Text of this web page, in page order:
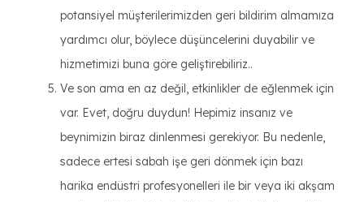
potansiyel müşterilerimizden geri bildirim almamıza
yardımcı olur, böylece düşüncelerini duyabilir ve
hizmetimizi buna göre geliştirebiliriz..
Ve son ama en az değil, etkinlikler de eğlenmek için
var. Evet, doğru duydun! Hepimiz insanız ve
beynimizin biraz dinlenmesi gerekiyor. Bu nedenle,
sadece ertesi sabah işe geri dönmek için bazı
harika endüstri profesyonelleri ile bir veya iki akşam